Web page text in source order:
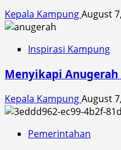
Kepala KampungAugust
Inspirasi Kampung
Menyikapi Anugerah
Kepala KampungAugust
Pemerintahan